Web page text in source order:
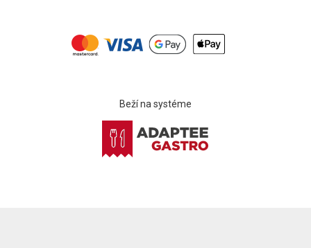
Beží na systéme